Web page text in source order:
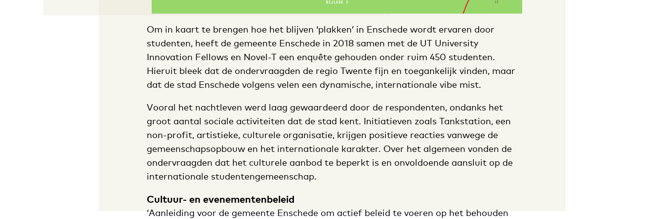
Om in kaart te brengen hoe het blijven ‘plakken’ in Enschede wordt ervaren door
studenten, heeft de gemeente Enschede in 2018 samen met de UT University
Innovation Fellows en Novel-T een enquête gehouden onder ruim 450 studenten.
Hieruit bleek dat de ondervraagden de regio Twente fijn en toegankelijk vinden, maar
dat de stad Enschede volgens velen een dynamische, internationale vibe mist.
Vooral het nachtleven werd laag gewaardeerd door de respondenten, ondanks het
groot aantal sociale activiteiten dat de stad kent. Initiatieven zoals Tankstation, een
non-profit, artistieke, culturele organisatie, krijgen positieve reacties vanwege de
gemeenschapsopbouw en het internationale karakter. Over het algemeen vonden de
ondervraagden dat het culturele aanbod te beperkt is en onvoldoende aansluit op de
internationale studentengemeenschap​.
Cultuur- en evenementenbeleid
‘Aanleiding voor de gemeente Enschede om actief beleid te voeren op het behouden